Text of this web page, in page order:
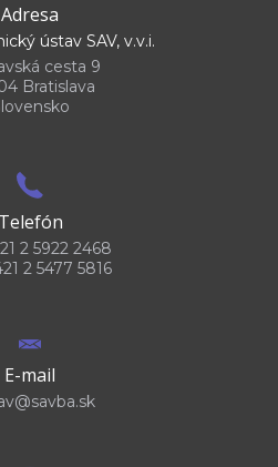
Adresa
ústav SAV, v.v.i.
cesta 9
Bratislava
Telefón
2 5922 2468
2 5477 5816
E-mail